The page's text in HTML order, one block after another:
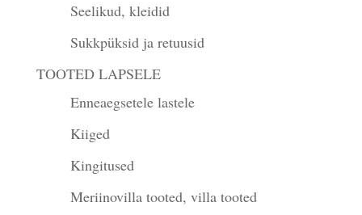
Seelikud, kleidid
Sukkpüksid ja retuusid
TOOTED LAPSELE
Enneaegsetele lastele
Kiiged
Kingitused
Meriinovilla tooted, villa tooted